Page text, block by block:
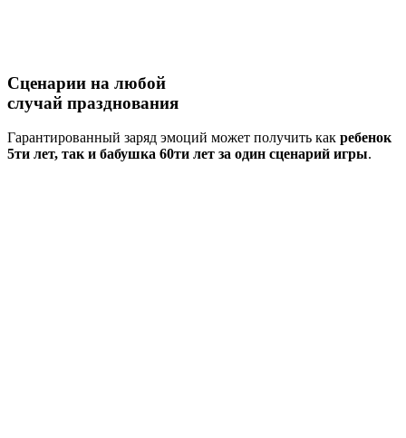
Сценарии на любой
случай празднования
Гарантированный заряд эмоций может получить как ребенок
5ти лет, так и бабушка 60ти лет за один сценарий игры.